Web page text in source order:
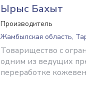
Ырыс Бахыт
Производитель
Жамбылская область,
Товарищество с
одним из ведущих
переработке